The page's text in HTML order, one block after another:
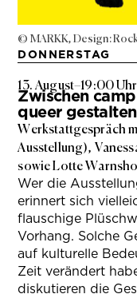
© MARKK, Design:
DONNERSTAG
13. August–19:00 Uhr
Zwischen
queer gestalten
Werkstattgespräch
Ausstellung),
sowie Lotte
Wer die
erinnert sich
flauschige
Vorhang. Solche
auf kulturelle
Zeit verändert
diskutieren die